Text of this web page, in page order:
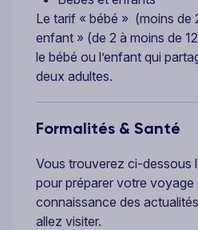
Le tarif « bébé » (moins de
enfant » (de 2 à moins de
le bébé ou l’enfant qui
deux adultes.
Formalités & Santé
Vous trouverez ci-dessous
pour préparer votre voyage
connaissance des
allez visiter.